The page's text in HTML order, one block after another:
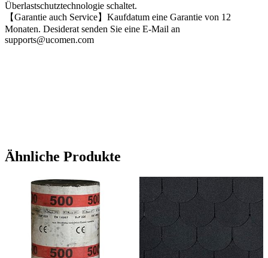
Überlastschutztechnologie schaltet.
【Garantie auch Service】Kaufdatum eine Garantie von 12
Monaten. Desiderat senden Sie eine E-Mail an
supports@ucomen.com
Ähnliche Produkte